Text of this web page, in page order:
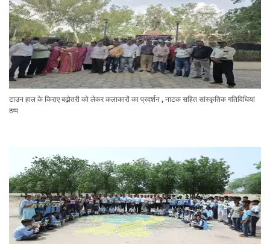
टाउन हाल के किराए बढ़ोतरी को लेकर कलाकारों का प्रदर्शन , नाटक सहित सांस्कृतिक गतिविधियां
ठप्प